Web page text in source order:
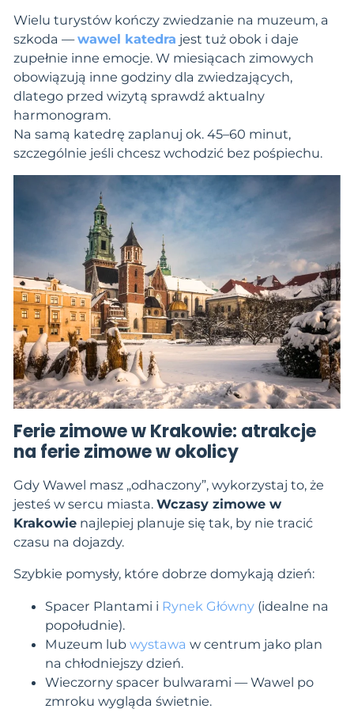
Wielu turystów kończy zwiedzanie na muzeum, a
szkoda —wawel katedra jest tuż obok i daje
zupełnie inne emocje. W miesiącach zimowych
obowiązują inne godziny dla zwiedzających,
dlatego przed wizytą sprawdź aktualny
harmonogram.
Na samą katedrę zaplanuj ok. 45–60 minut,
szczególnie jeśli chcesz wchodzić bez pośpiechu.
Ferie zimowe w Krakowie: atrakcje
na ferie zimowe w okolicy
Gdy Wawel masz „odhaczony”, wykorzystaj to, że
jesteś w sercu miasta. Wczasy zimowe w
Krakowienajlepiej planuje się tak, by nie tracić
czasu na dojazdy.
Szybkie pomysły, które dobrze domykają dzień:
Spacer Plantami i Rynek Główny(idealne na
popołudnie).
Muzeum lub wystawa w centrum jako plan
na chłodniejszy dzień.
Wieczorny spacer bulwarami — Wawel po
zmroku wygląda świetnie.